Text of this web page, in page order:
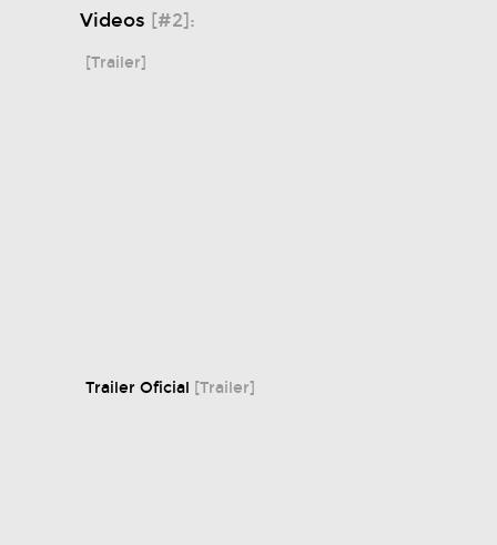
Videos [#2]:
[Trailer]
Trailer Oficial [Trailer]